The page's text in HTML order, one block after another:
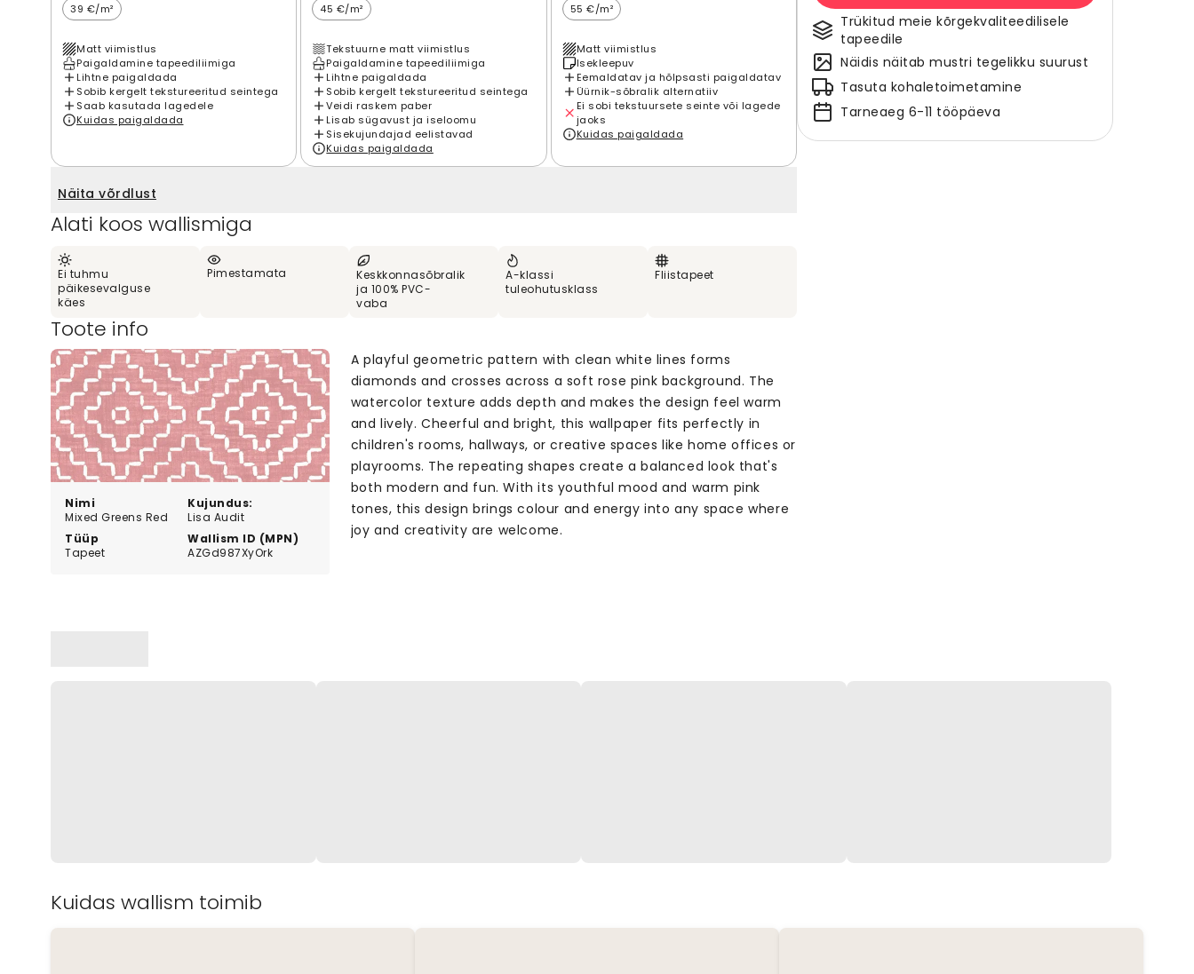
39 €/m²
Matt viimistlus
Paigaldamine tapeediliimiga
Lihtne paigaldada
Sobib kergelt tekstureeritud seintega
Saab kasutada lagedele
Kuidas paigaldada
45 €/m²
Tekstuurne matt viimistlus
Paigaldamine tapeediliimiga
Lihtne paigaldada
Sobib kergelt tekstureeritud seintega
Veidi raskem paber
Lisab sügavust ja iseloomu
Sisekujundajad eelistavad
Kuidas paigaldada
55 €/m²
Matt viimistlus
Isekleepuv
Eemaldatav ja hõlpsasti paigaldatav
Üürnik-sõbralik alternatiiv
Ei sobi tekstuursete seinte või lagede
jaoks
Kuidas paigaldada
Näita võrdlust
Alati koos wallismiga
Ei tuhmu
päikesevalguse
käes
Pimestamata
Keskkonnasõbralik
ja 100% PVC-
vaba
A-klassi
tuleohutusklass
Fliistapeet
Toote info
Nimi
Mixed Greens Red
Kujundus:
Lisa Audit
Tüüp
Tapeet
Wallism ID (MPN)
AZGd987XyOrk
A playful geometric pattern with clean white lines forms
diamonds and crosses across a soft rose pink background. The
watercolor texture adds depth and makes the design feel warm
and lively. Cheerful and bright, this wallpaper fits perfectly in
children's rooms, hallways, or creative spaces like home offices or
playrooms. The repeating shapes create a balanced look that's
both modern and fun. With its youthful mood and warm pink
tones, this design brings colour and energy into any space where
joy and creativity are welcome.
Trükitud meie kõrgekvaliteedilisele
tapeedile
Näidis näitab mustri tegelikku suurust
Tasuta kohaletoimetamine
Tarneaeg 6-11 tööpäeva
Kuidas wallism toimib